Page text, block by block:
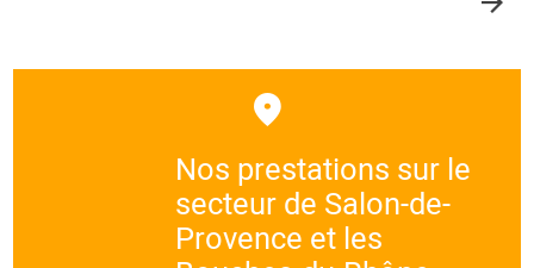
Nos prestations sur le
secteur de Salon-de-
Provence et les